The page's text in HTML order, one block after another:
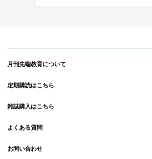
月刊先端教育について
定期購読はこちら
雑誌購入はこちら
よくある質問
お問い合わせ